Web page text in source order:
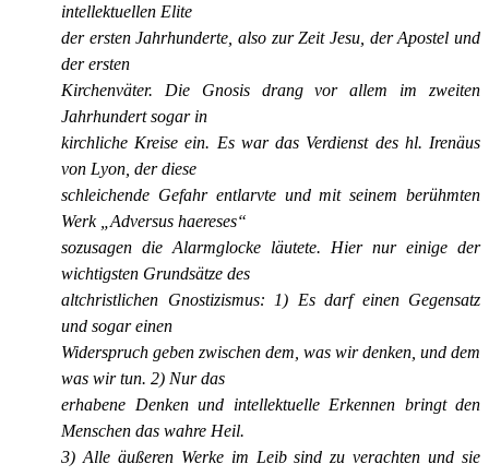
intellektuellen Elite
der ersten Jahrhunderte, also zur Zeit Jesu, der Apostel und
der ersten
Kirchenväter. Die Gnosis drang vor allem im zweiten
Jahrhundert sogar in
kirchliche Kreise ein. Es war das Verdienst des hl. Irenäus
von Lyon, der diese
schleichende Gefahr entlarvte und mit seinem berühmten
Werk „Adversus haereses“
sozusagen die Alarmglocke läutete. Hier nur einige der
wichtigsten Grundsätze des
altchristlichen Gnostizismus: 1) Es darf einen Gegensatz
und sogar einen
Widerspruch geben zwischen dem, was wir denken, und dem
was wir tun. 2) Nur das
erhabene Denken und intellektuelle Erkennen bringt den
Menschen das wahre Heil.
3) Alle äußeren Werke im Leib sind zu verachten und sie